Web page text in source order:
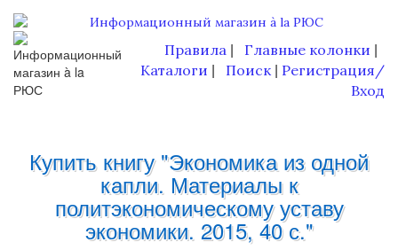
Правила Главные колонки
Каталоги Поиск
Регистрация/
Вход
Купить книгу "Экономика из одной
капли. Материалы к
политэкономическому уставу
экономики. 2015, 40 с."